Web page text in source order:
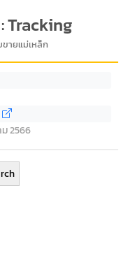
Tracking
ายแม่เหล็ก
2566